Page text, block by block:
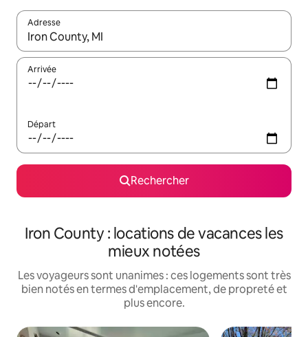
Adresse
Lorsque les résultats s'affichent, utilisez les flèches vers le
Arrivée
Départ
Rechercher
Iron County : locations de vacances les
mieux notées
Les voyageurs sont unanimes : ces logements sont très
bien notés en termes d'emplacement, de propreté et
plus encore.